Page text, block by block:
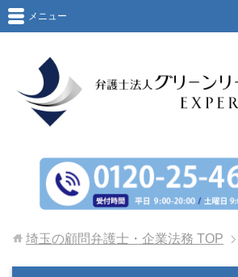
メニュー
埼玉の顧問弁護士・企業法務 TOP